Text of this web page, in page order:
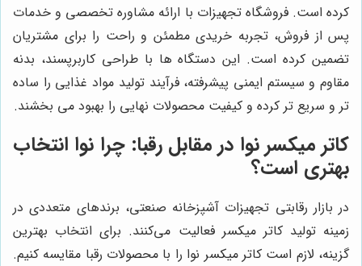
کرده است. فروشگاه تجهیزات با ارائه مشاوره تخصصی و خدمات
پس از فروش، تجربه خریدی مطمئن و راحت را برای مشتریان
تضمین کرده است. این دستگاه ها با طراحی کاربرپسند، بدنه
مقاوم و سیستم ایمنی پیشرفته، فرآیند تولید مواد غذایی را ساده
تر و سریع تر کرده و کیفیت محصولات نهایی را بهبود می بخشند.
کاتر میکسر نوا در مقابل رقبا: چرا نوا انتخاب
بهتری است؟
در بازار رقابتی تجهیزات آشپزخانه صنعتی، برندهای متعددی در
زمینه تولید کاتر میکسر فعالیت می‌کنند. برای انتخاب بهترین
گزینه، لازم است کاتر میکسر نوا را با محصولات رقبا مقایسه کنیم.